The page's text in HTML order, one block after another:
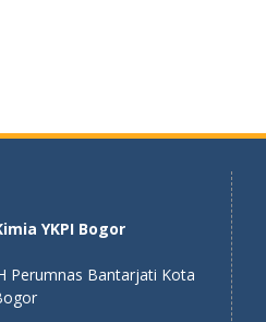
YKPI Bogor
Perumnas Bantarjati Kota